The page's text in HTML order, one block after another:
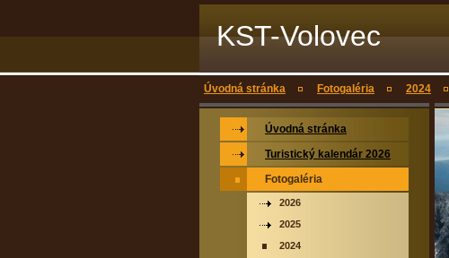
KST-Volovec
Úvodná stránka Fotogaléria 2024
Úvodná stránka
Turistický kalendár 2026
Fotogaléria
2026
2025
2024